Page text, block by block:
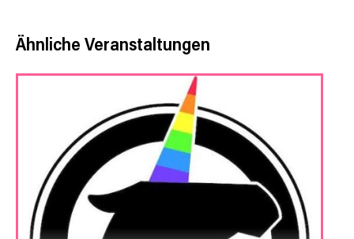
Ähnliche Veranstaltungen